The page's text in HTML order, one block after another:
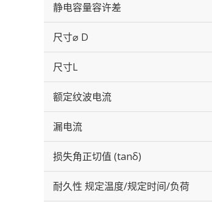
静电容量容许差
尺寸⌀ D
尺寸L
额定纹波电流
漏电流
损失角正切值 (tanδ)
耐久性 规定温度/规定时间/负荷